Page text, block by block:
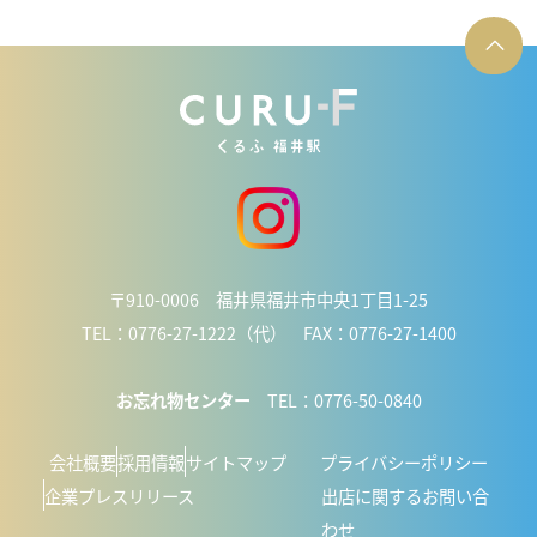
〒910-0006 福井県福井市中央1丁目1-25
TEL：0776-27-1222（代） FAX：0776-27-1400
お忘れ物センター TEL：0776-50-0840
会社概要採用情報サイトマップ
プライバシーポリシー
企業プレスリリース
出店に関するお問い合
わせ